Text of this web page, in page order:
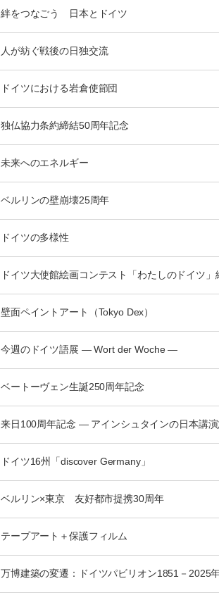
絆をつなごう 日本とドイツ
人が紡ぐ戦後の日独交流
ドイツにおける岩倉使節団
独仏協力条約締結50周年記念
未来へのエネルギー
ベルリンの壁崩壊25周年
ドイツの多様性
ドイツ大使館絵画コンテスト「わたしのドイツ」
壁面ペイントアート（Tokyo Dex）
今週のドイツ語展 — Wort der Woche —
ベートーヴェン生誕250周年記念
来日100周年記念 — アインシュタインの日本講
ドイツ16州「discover Germany」
ベルリン×東京 友好都市提携30周年
テープアート＋保護フィルム
万博建築の変遷：ドイツパビリオン1851－2025